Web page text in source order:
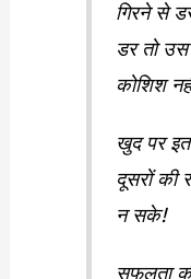
गिरने से
डर तो
कोशिश
खुद पर
दूसरों की
न सके!
सफलता